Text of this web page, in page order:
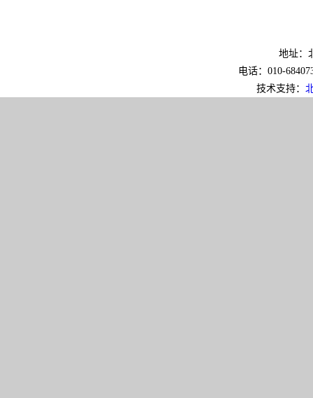
地址：
电话：010-
技术支持：